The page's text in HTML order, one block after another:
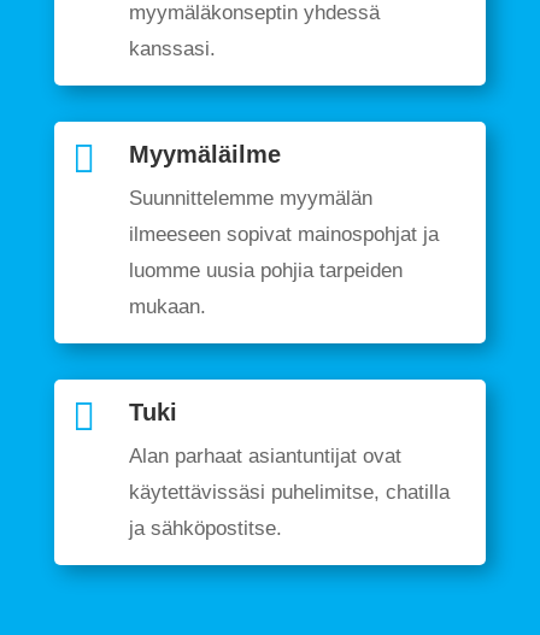
myymäläkonseptin yhdessä
kanssasi.
 Myymäläilme
Suunnittelemme myymälän
ilmeeseen sopivat mainospohjat ja
luomme uusia pohjia tarpeiden
mukaan.
 Tuki
Alan parhaat asiantuntijat ovat
käytettävissäsi puhelimitse, chatilla
ja sähköpostitse.